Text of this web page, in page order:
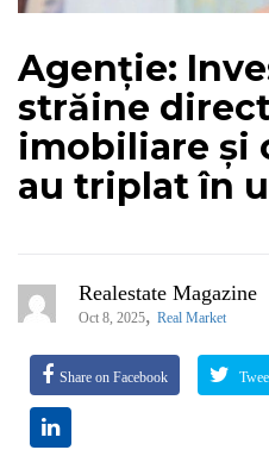
Agenție:
străine
imobiliare și
au triplat în
Realestate Magazine
Oct 8, 2025, Real Market
Share on Facebook